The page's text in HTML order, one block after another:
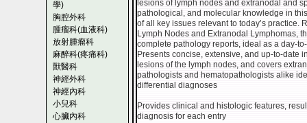
學)
胸腔外科
腫瘤科(血液科)
放射腫瘤科
麻醉科(疼痛科)
獸醫科
神經外科
神經內科
小兒科
心臟內科
lesions of lymph nodes and extranodal and
pathological, and molecular knowledge in
of all key issues relevant to today’s practice.
Lymph Nodes and Extranodal Lymphomas,
complete pathology reports, ideal as a day-
Presents concise, extensive, and up-to-date
lesions of the lymph nodes, and covers
pathologists and hematopathologists alike
differential diagnoses
Provides clinical and histologic features,
diagnosis for each entry